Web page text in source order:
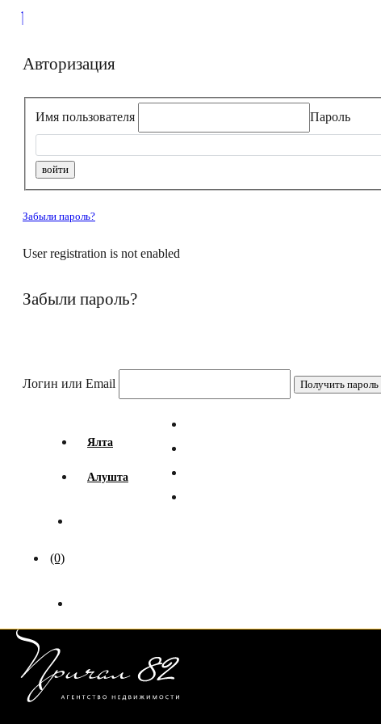
Авторизация
Имя пользователя Пароль
Забыли пароль?
User registration is not enabled
Забыли пароль?
Логин или Email
Ялта
Алушта
(0)